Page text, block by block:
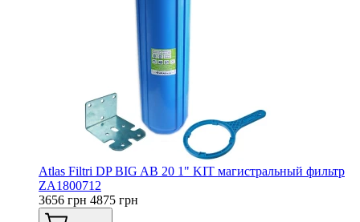
Atlas Filtri DP BIG AB 20 1" KIT магистральный фильтр
ZA1800712
3656 грн 4875 грн